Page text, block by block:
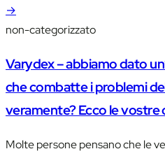
→
non-categorizzato
Varydex – abbiamo dato
che combatte i problemi
veramente? Ecco le vostre
Molte persone pensano che le